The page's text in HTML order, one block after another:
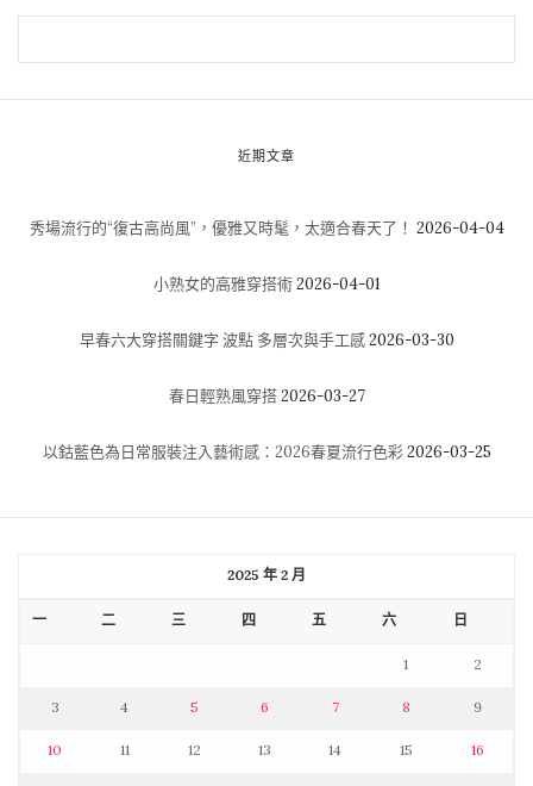
近期文章
秀場流行的“復古高尚風”，優雅又時髦，太適合春天了！ 2026-04-04
小熟女的高雅穿搭術 2026-04-01
早春六大穿搭關鍵字 波點 多層次與手工感 2026-03-30
春日輕熟風穿搭 2026-03-27
以鈷藍色為日常服裝注入藝術感：2026春夏流行色彩 2026-03-25
2025 年 2 月
一 二 三 四 五 六 日
1 2
3 4 5 6 7 8 9
10 11 12 13 14 15 16